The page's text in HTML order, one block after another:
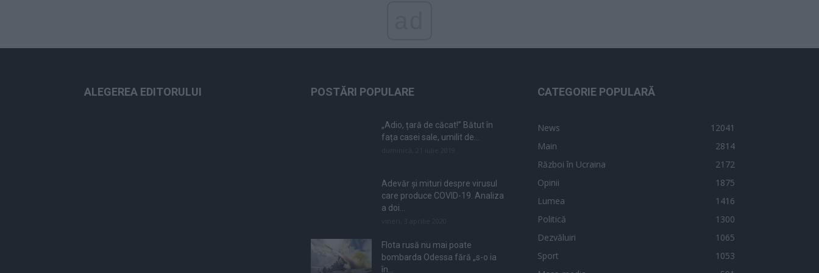
ALEGEREA EDITORULUI POSTĂRI POPULARE
„Adio, țară de căcat!” Bătut în
fața casei sale, umilit de...
Adevăr și mituri despre virusul
care produce COVID-19. Analiza
a doi...
Flota rusă nu mai poate
bombarda Odessa fără „s-o ia
în...
CATEGORIE POPULARĂ
News
12041
Main
2814
Război în Ucraina
2172
Opinii
1875
Lumea
1416
Politică
1300
Dezvăluiri
1065
Sport
1053